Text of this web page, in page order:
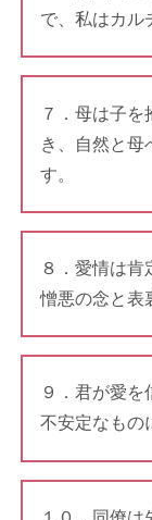
で、私はカル
７．母は子
き、自然と母
す。
８．愛情は肯
憎悪の念と表
９．君が愛
不安定なもの